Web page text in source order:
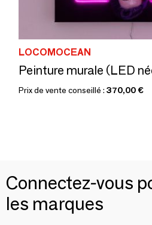
LOCOMOCEAN
Peinture murale (LED
Prix de vente conseillé : 370,00 €
Connectez-vous
les marques